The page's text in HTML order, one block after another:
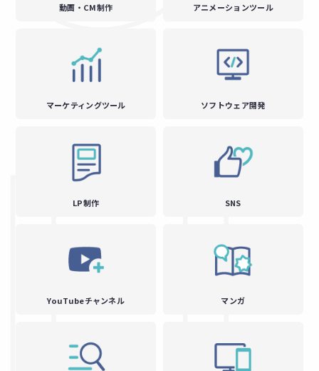
動画・CM制作 アニメーションツール
マーケティングツール ソフトウェア開発
LP制作 SNS
YouTubeチャンネル マンガ